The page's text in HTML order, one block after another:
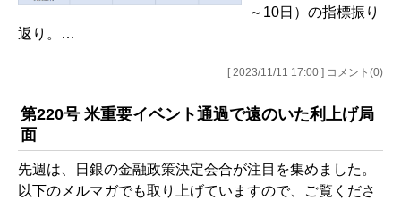
～10日）の指標振り
返り。…
[ 2023/11/11 17:00 ] コメント(0)
第220号 米重要イベント通過で遠のいた利上げ局
面
先週は、日銀の金融政策決定会合が注目を集めました。
以下のメルマガでも取り上げていますので、ご覧くださ